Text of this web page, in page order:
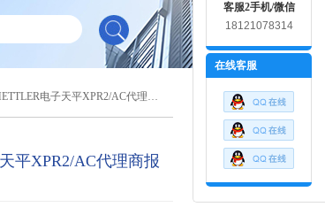
电子天平XPR2/AC代理商报价
平XPR2/AC代理商报
客服2手机/微信
18121078314
在线客服